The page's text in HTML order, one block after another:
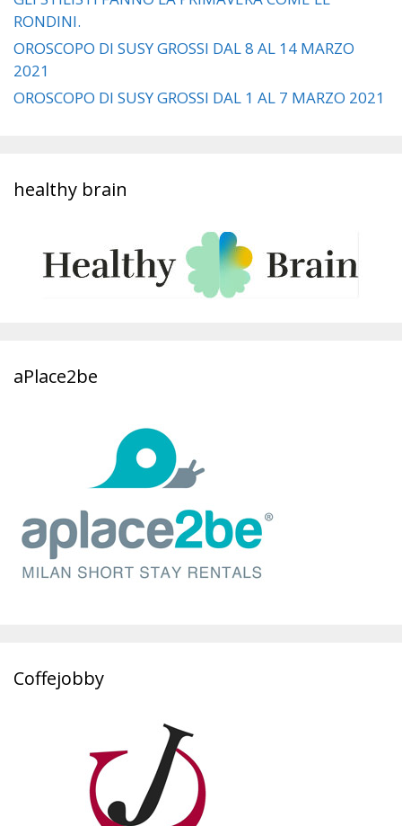
RONDINI.
OROSCOPO DI SUSY GROSSI DAL 8 AL 14 MARZO
2021
OROSCOPO DI SUSY GROSSI DAL 1 AL 7 MARZO 2021
healthy brain
aPlace2be
Coffejobby